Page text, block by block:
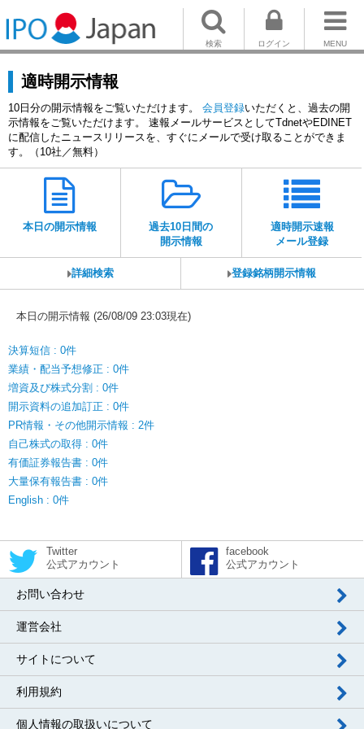
MENU
ログイン
検索
適時開示情報
10日分の開示情報をご覧いただけます。 会員登録いただくと、過去の開
示情報をご覧いただけます。 速報メールサービスとしてTdnetやEDINET
に配信したニュースリリースを、すぐにメールで受け取ることができま
す。（10社／無料）
本日の開示情報
過去10日間の
開示情報
適時開示速報
メール登録
詳細検索 登録銘柄開示情報
本日の開示情報 (26/08/09 23:03現在)
決算短信 : 0件
業績・配当予想修正 : 0件
増資及び株式分割 : 0件
開示資料の追加訂正 : 0件
PR情報・その他開示情報 : 2件
自己株式の取得 : 0件
有価証券報告書 : 0件
大量保有報告書 : 0件
English : 0件
Twitter
公式アカウント
facebook
公式アカウント
お問い合わせ
運営会社
サイトについて
利用規約
個人情報の取扱いについて